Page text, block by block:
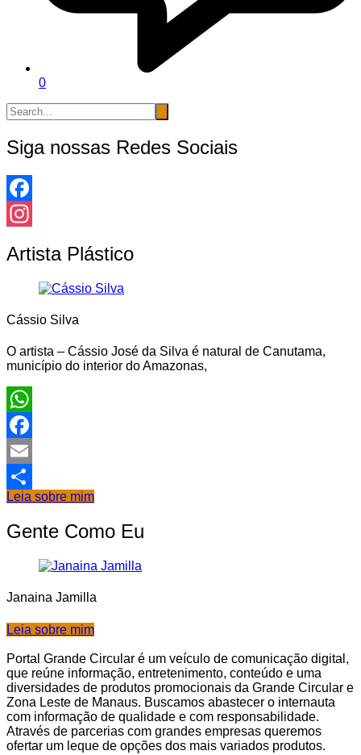
0
Siga nossas Redes Sociais
Facebook
Artista Plástico
Cássio Silva
O artista – Cássio José da Silva é natural de Canutama,
município do interior do Amazonas,
WhatsApp
Facebook
Email
Share
Leia sobre mim
Gente Como Eu
Janaina Jamilla
Leia sobre mim
Portal Grande Circular é um veículo de comunicação digital,
que reúne informação, entretenimento, conteúdo e uma
diversidades de produtos promocionais da Grande Circular e
Zona Leste de Manaus. Buscamos abastecer o internauta
com informação de qualidade e com responsabilidade.
Através de parcerias com grandes empresas queremos
ofertar um leque de opções dos mais variados produtos.